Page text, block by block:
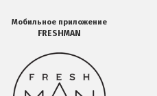
Мобильное приложение
FRESHMAN
Мобильное
приложение
FRESHMAN
в